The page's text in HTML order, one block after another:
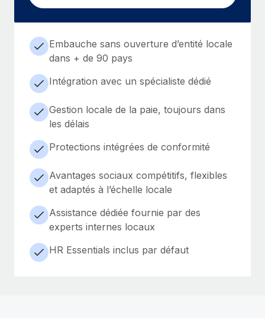
Embauche sans ouverture d’entité locale
dans + de 90 pays
Intégration avec un spécialiste dédié
Gestion locale de la paie, toujours dans
les délais
Protections intégrées de conformité
Avantages sociaux compétitifs, flexibles
et adaptés à l’échelle locale
Assistance dédiée fournie par des
experts internes locaux
HR Essentials inclus par défaut